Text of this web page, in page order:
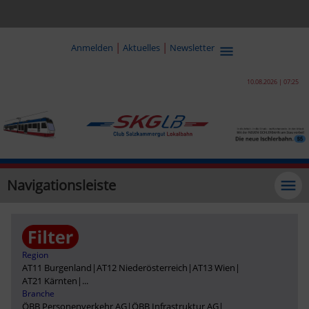
Anmelden | Aktuelles | Newsletter
10.08.2026 | 07:25
Navigationsleiste
Region
AT11 Burgenland |AT12 Niederösterreich |AT13 Wien |
AT21 Kärnten | ...
Branche
ÖBB Personenverkehr AG| ÖBB Infrastruktur AG|